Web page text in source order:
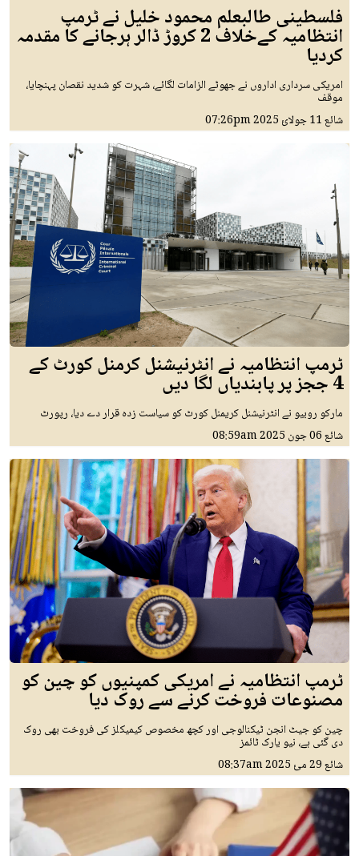
فلسطینی طالبعلم محمود خلیل نے ٹرمپ
انتظامیہ کےخلاف 2 کروڑ ڈالر ہرجانے کا مقدمہ
کردیا
امریکی سرداری اداروں نے جھوٹے الزامات لگائے، شہرت کو شدید نقصان پہنچایا،
موقف
شائع11 جولائ 2025 07:26pm
ٹرمپ انتظامیہ نے انٹرنیشنل کرمنل کورٹ کے
4 ججز پر پابندیاں لگا دیں
مارکو روبیو نے انٹرنیشنل کریمنل کورٹ کو سیاست زدہ قرار دے دیا، رپورٹ
شائع06 جون 2025 08:59am
ٹرمپ انتظامیہ نے امریکی کمپنیوں کو چین کو
مصنوعات فروخت کرنے سے روک دیا
چین کو جیٹ انجن ٹیکنالوجی اور کچھ مخصوص کیمیکلز کی فروخت بھی روک
دی گئی ہے، نیو یارک ٹائمز
شائع29 مئ 2025 08:37am